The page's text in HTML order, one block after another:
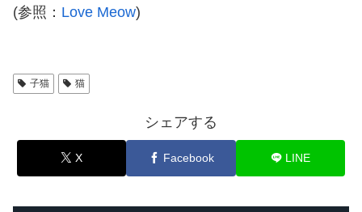
(参照： Love Meow)
子猫 猫
シェアする
X Facebook LINE